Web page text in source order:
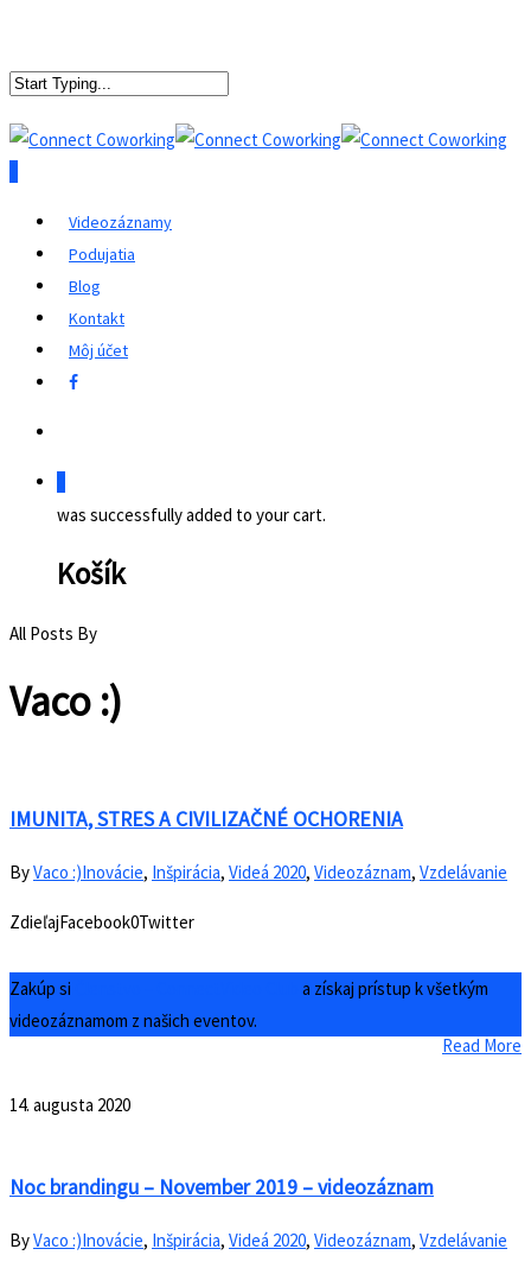
Videozáznamy
Podujatia
Blog
Kontakt
Môj účet
was successfully added to your cart.
Košík
All Posts By
Vaco :)
IMUNITA, STRES A CIVILIZAČNÉ OCHORENIA
ByVaco :)Inovácie, Inšpirácia, Videá 2020, Videozáznam, Vzdelávanie
ZdieľajFacebook0Twitter
Zakúp si
a získaj prístup k všetkým
videozáznamom z našich eventov.
Read More
14. augusta 2020
Noc brandingu – November 2019 – videozáznam
ByVaco :)Inovácie, Inšpirácia, Videá 2020, Videozáznam, Vzdelávanie